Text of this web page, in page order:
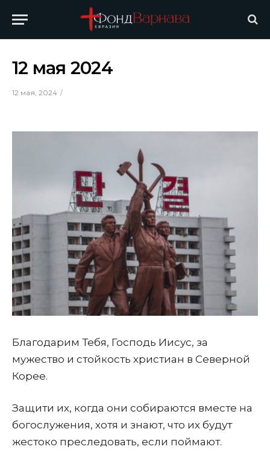
12 мая 2024
12 мая, 2024
Благодарим Тебя, Господь Иисус, за
мужество и стойкость христиан в Северной
Корее.
Защити их, когда они собираются вместе на
богослужения, хотя и знают, что их будут
жестоко преследовать, если поймают.